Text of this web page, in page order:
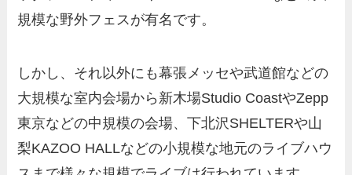
規模な野外フェスが有名です。
しかし、それ以外にも幕張メッセや武道館などの
大規模な室内会場から新木場Studio CoastやZepp
東京などの中規模の会場、下北沢SHELTERや山
梨KAZOO HALLなどの小規模な地元のライブハウ